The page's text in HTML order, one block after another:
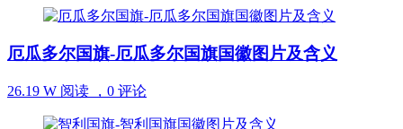
厄瓜多尔国旗-厄瓜多尔国旗国徽图片及含义
26.19 W 阅读 ， 0 评论